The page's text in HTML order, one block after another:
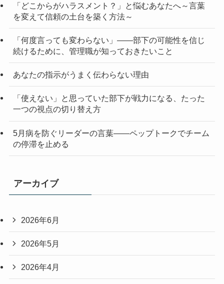
「どこからがハラスメント？」と悩むあなたへ～言葉
を変えて信頼の土台を築く方法～
「何度言っても変わらない」——部下の可能性を信じ
続けるために、管理職が知っておきたいこと
あなたの指示がうまく伝わらない理由
「使えない」と思っていた部下が戦力になる、たった
一つの視点の切り替え方
5月病を防ぐリーダーの言葉——ペップトークでチーム
の停滞を止める
アーカイブ
2026年6月
2026年5月
2026年4月